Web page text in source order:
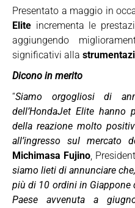
Presentato a maggio in
Elite incrementa le
aggiungendo
significativi alla
Dicono in merito
“Siamo orgogliosi di
dell’HondaJet Elite
della reazione molto
all’ingresso sul mercato
Michimasa Fujino,
siamo lieti di annunciare
più di 10 ordini in Giappone
Paese avvenuta a